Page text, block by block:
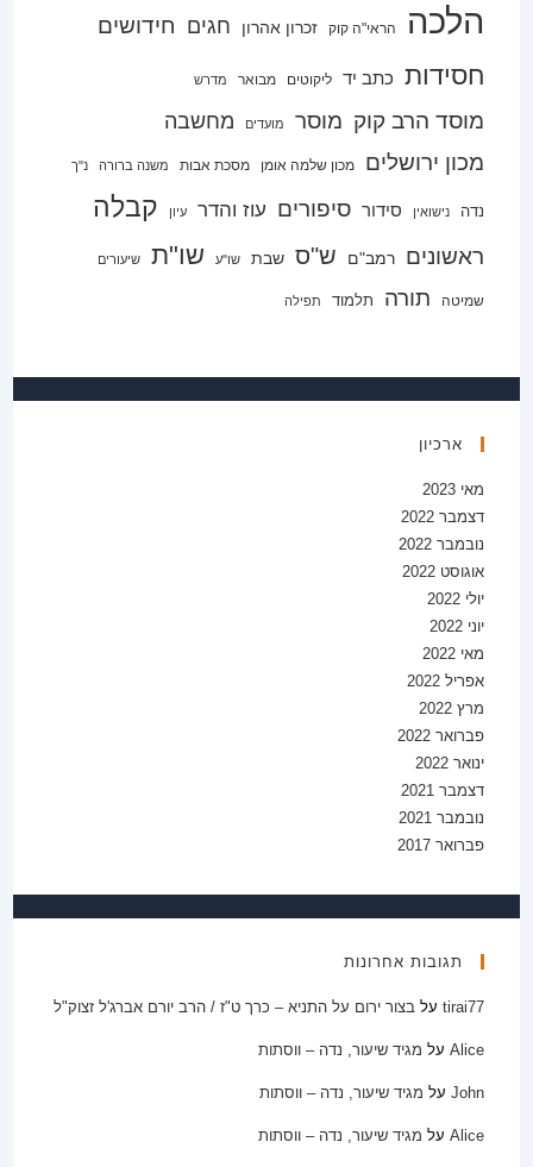
הלכה הראי"ה קוק זכרון אהרון חגים חידושים
חסידות כתב יד ליקוטים מבואר מדרש
מוסד הרב קוק מוסר מועדים מחשבה
מכון ירושלים מכון שלמה אומן מסכת אבות משנה ברורה נ"ך
נדה נישואין סידור סיפורים עוז והדר עיון קבלה
ראשונים רמב"ם ש"ס שבת שו"ע שו"ת שיעורים
שמיטה תורה תלמוד תפילה
ארכיון
מאי 2023
דצמבר 2022
נובמבר 2022
אוגוסט 2022
יולי 2022
יוני 2022
מאי 2022
אפריל 2022
מרץ 2022
פברואר 2022
ינואר 2022
דצמבר 2021
נובמבר 2021
פברואר 2017
תגובות אחרונות
tirai77 עלבצור ירום על התניא – כרך ט"ז / הרב יורם אברג'ל זצוק"ל
Alice על מגיד שיעור, נדה – ווסתות
John על מגיד שיעור, נדה – ווסתות
Alice על מגיד שיעור, נדה – ווסתות